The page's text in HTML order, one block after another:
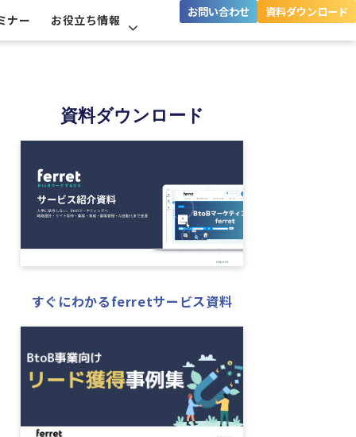
ナー お役立ち情報
お問い合わせ 資料ダウンロード
資料ダウンロード
すぐにわかるferretサービス資料